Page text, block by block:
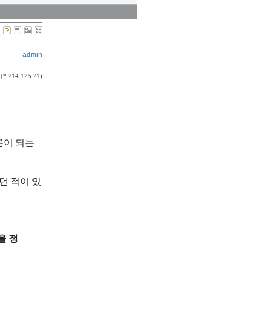
admin
이 되는
적이 있
정